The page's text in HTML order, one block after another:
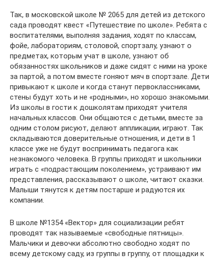
Так, в московской школе № 2065 для детей из детского
сада проводят квест «Путешествие по школе». Ребята с
воспитателями, выполняя задания, ходят по классам,
фойе, лабораториям, столовой, спортзалу, узнают о
предметах, которым учат в школе, узнают об
обязанностях школьников и даже сидят с ними на уроке
за партой, а потом вместе гоняют мяч в спортзале. Дети
привыкают к школе и когда станут первоклассниками,
стены будут хоть и не «родными», но хорошо знакомыми.
Из школы в гости к дошколятам приходят учителя
начальных классов. Они общаются с детьми, вместе за
одним столом рисуют, делают аппликации, играют. Так
складываются доверительные отношения, и дети в 1
классе уже не будут воспринимать педагога как
незнакомого человека. В группы приходят и школьники
играть с «подрастающим поколением», устраивают им
представления, рассказывают о школе, читают сказки.
Малыши тянутся к детям постарше и радуются их
компании.
В школе №1354 «Вектор» для социализации ребят
проводят так называемые «свободные пятницы».
Мальчики и девочки абсолютно свободно ходят по
всему детскому саду, из группы в группу, от площадки к